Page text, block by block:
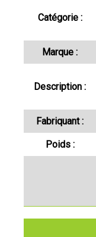
Catégorie :
Marque :
Description :
Fabriquant :
Poids :